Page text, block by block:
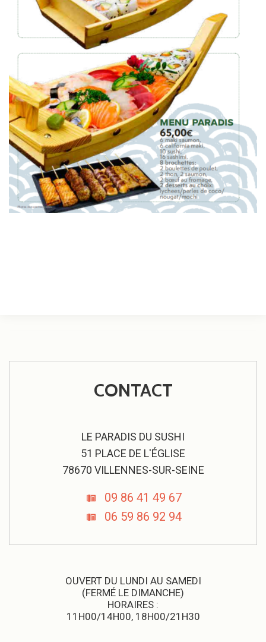
CONTACT
LE PARADIS DU SUSHI
51 PLACE DE L'ÉGLISE
78670 VILLENNES-SUR-SEINE
09 86 41 49 67
06 59 86 92 94
OUVERT DU LUNDI AU SAMEDI
(FERMÉ LE DIMANCHE)
HORAIRES :
11H00/14H00, 18H00/21H30